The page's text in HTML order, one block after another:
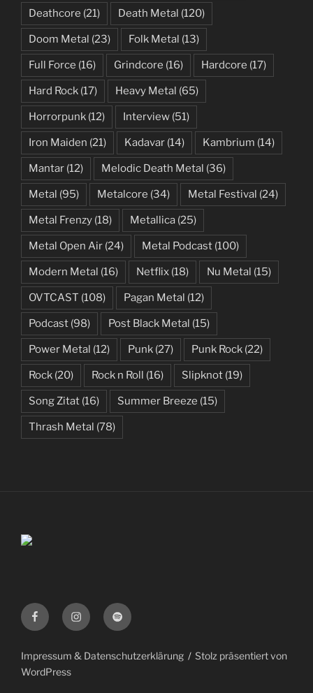
Deathcore (21) Death Metal (120)
Doom Metal (23) Folk Metal (13)
Full Force (16) Grindcore (16) Hardcore (17)
Hard Rock (17) Heavy Metal (65)
Horrorpunk (12) Interview (51)
Iron Maiden (21) Kadavar (14) Kambrium (14)
Mantar (12) Melodic Death Metal (36)
Metal (95) Metalcore (34) Metal Festival (24)
Metal Frenzy (18) Metallica (25)
Metal Open Air (24) Metal Podcast (100)
Modern Metal (16) Netflix (18) Nu Metal (15)
OVTCAST (108) Pagan Metal (12)
Podcast (98) Post Black Metal (15)
Power Metal (12) Punk (27) Punk Rock (22)
Rock (20) Rock n Roll (16) Slipknot (19)
Song Zitat (16) Summer Breeze (15)
Thrash Metal (78)
FacebookInstagramSpotify
Impressum & Datenschutzerklärung
Stolz präsentiert von
WordPress